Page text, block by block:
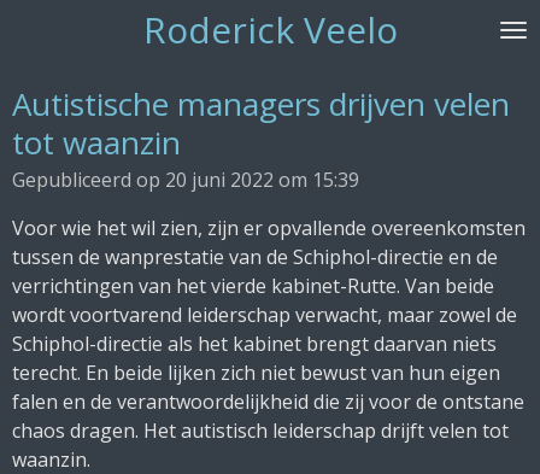
de
hoofdinhoud
Roderick Veelo
Autistische managers drijven velen
tot waanzin
Gepubliceerd op 20 juni 2022 om 15:39
Voor wie het wil zien, zijn er opvallende overeenkomsten
tussen de wanprestatie van de Schiphol-directie en de
verrichtingen van het vierde kabinet-Rutte. Van beide
wordt voortvarend leiderschap verwacht, maar zowel de
Schiphol-directie als het kabinet brengt daarvan niets
terecht. En beide lijken zich niet bewust van hun eigen
falen en de verantwoordelijkheid die zij voor de ontstane
chaos dragen. Het autistisch leiderschap drijft velen tot
waanzin.